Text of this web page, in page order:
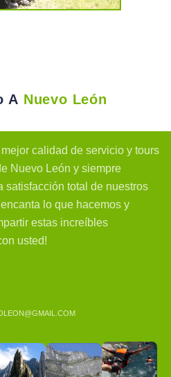
A Nuevo León
calidad de servicio y tours
Nuevo León y siempre
satisfacción total de nuestros
lo que hacemos y
estas increíbles
usted!